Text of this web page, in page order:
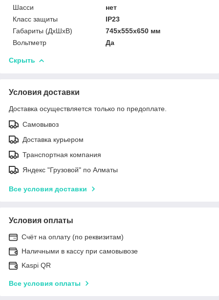
Шасси
нет
Класс защиты
IP23
Габариты (ДхШхВ)
745x555x650 мм
Вольтметр
Да
Скрыть
Условия доставки
Доставка осуществляется только по предоплате.
Самовывоз
Доставка курьером
Транспортная компания
Яндекс "Грузовой" по Алматы
Все условия доставки
Условия оплаты
Счёт на оплату (по реквизитам)
Наличными в кассу при самовывозе
Kaspi QR
Все условия оплаты